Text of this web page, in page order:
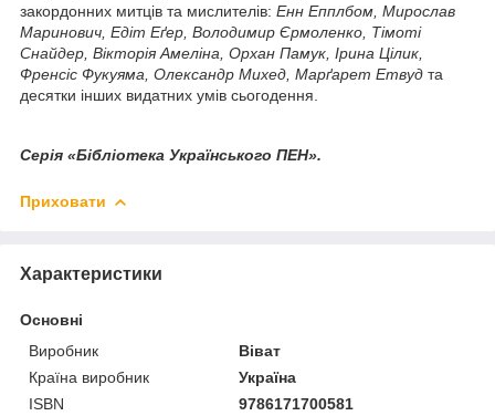
закордонних митців та мислителів: Енн Епплбом, Мирослав
Маринович, Едіт Еґер, Володимир Єрмоленко, Тімоті
Снайдер, Вікторія Амеліна, Орхан Памук, Ірина Цілик,
Френсіс Фукуяма, Олександр Михед, Марґарет Етвуд та
десятки інших видатних умів сьогодення.
Серія «Бібліотека Українського ПЕН».
Приховати
Характеристики
Основні
Виробник
Віват
Країна виробник
Україна
ISBN
9786171700581